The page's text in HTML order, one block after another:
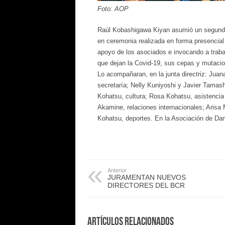
Foto: AOP
Raúl Kobashigawa Kiyan asumió un
en ceremonia realizada en forma
apoyo de los asociados e invocando a
que dejan la Covid-19, sus cepas y
Lo acompañaran, en la junta directriz:
secretaría; Nelly Kuniyoshi y Javier
Kohatsu, cultura; Rosa Kohatsu,
Akamine, relaciones internacionales;
Kohatsu, deportes. En la Asociación de
Anterior
JURAMENTAN NUEVOS
DIRECTORES DEL BCR
Artículos Relacionados